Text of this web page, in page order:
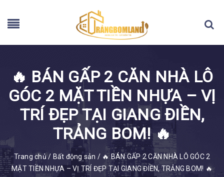
🔥 BÁN GẤP 2 CĂN NHÀ LÔ
GÓC 2 MẶT TIỀN NHỰA – VỊ
TRÍ ĐẸP TẠI GIANG ĐIỀN,
TRẢNG BOM! 🔥
Trang chủ / Bất động sản / 🔥 BÁN GẤP 2 CĂN NHÀ LÔ GÓC 2
MẶT TIỀN NHỰA – VỊ TRÍ ĐẸP TẠI GIANG ĐIỀN, TRẢNG BOM! 🔥